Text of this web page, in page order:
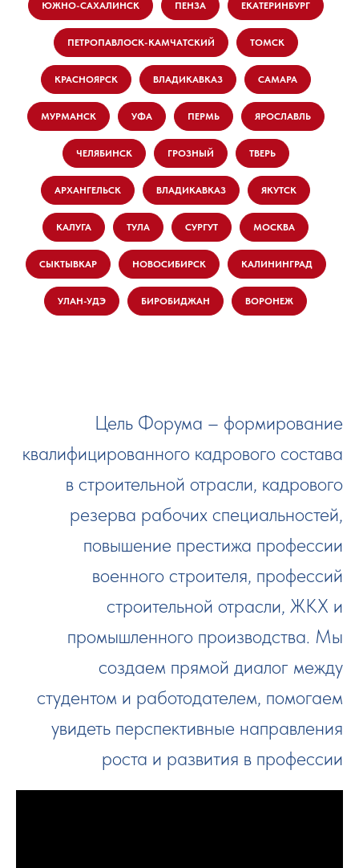
ЮЖНО-САХАЛИНСК ПЕНЗА ЕКАТЕРИНБУРГ
ПЕТРОПАВЛОСК-КАМЧАТСКИЙ ТОМСК
КРАСНОЯРСК ВЛАДИКАВКАЗ САМАРА
МУРМАНСК УФА ПЕРМЬ ЯРОСЛАВЛЬ
ЧЕЛЯБИНСК ГРОЗНЫЙ ТВЕРЬ
АРХАНГЕЛЬСК ВЛАДИКАВКАЗ ЯКУТСК
КАЛУГА ТУЛА СУРГУТ МОСКВА
СЫКТЫВКАР НОВОСИБИРСК КАЛИНИНГРАД
УЛАН-УДЭ БИРОБИДЖАН ВОРОНЕЖ
Цель Форума – формирование
квалифицированного кадрового состава
в строительной отрасли, кадрового
резерва рабочих специальностей,
повышение престижа профессии
военного строителя, профессий
строительной отрасли, ЖКХ и
промышленного производства. Мы
создаем прямой диалог между
студентом и работодателем, помогаем
увидеть перспективные направления
роста и развития в профессии